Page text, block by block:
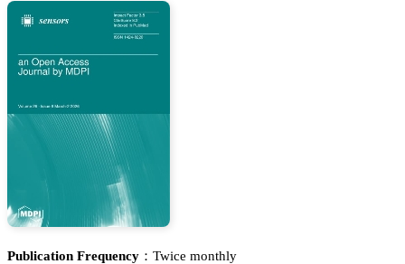
Publication Frequency： Twice monthly